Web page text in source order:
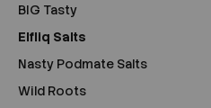
BIG Tasty
Elfliq Salts
Nasty Podmate Salts
Wild Roots